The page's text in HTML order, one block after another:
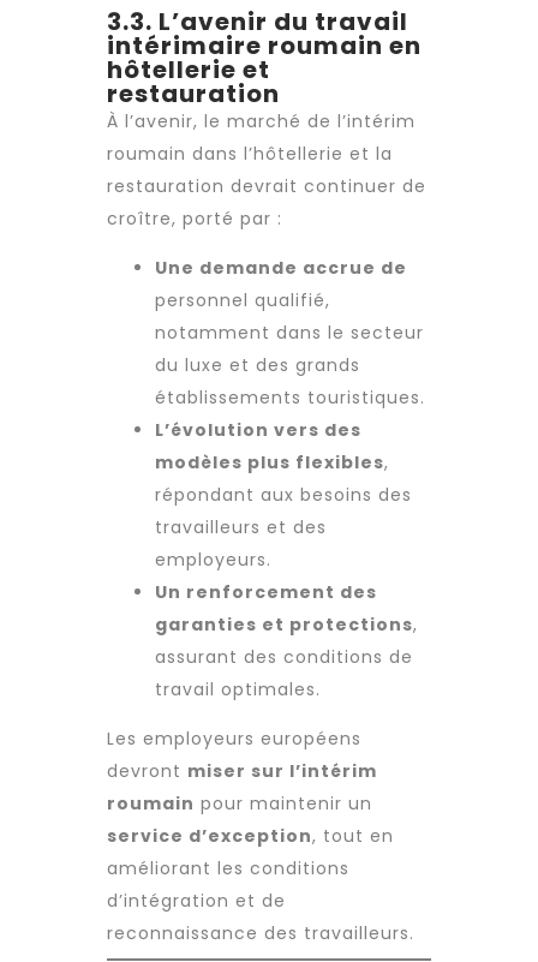
3.3. L’avenir du travail
intérimaire roumain en
hôtellerie et
restauration
À l’avenir, le marché de l’intérim
roumain dans l’hôtellerie et la
restauration devrait continuer de
croître, porté par :
Une demande accrue de
personnel qualifié,
notamment dans le secteur
du luxe et des grands
établissements touristiques.
L’évolution vers des
modèles plus flexibles,
répondant aux besoins des
travailleurs et des
employeurs.
Un renforcement des
garanties et protections,
assurant des conditions de
travail optimales.
Les employeurs européens
devront miser sur l’intérim
roumain pour maintenir un
service d’exception, tout en
améliorant les conditions
d’intégration et de
reconnaissance des travailleurs.